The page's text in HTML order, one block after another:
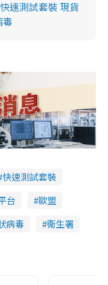
速測試套裝 現貨
快速測試套裝
台
歐盟
病毒 衞生署